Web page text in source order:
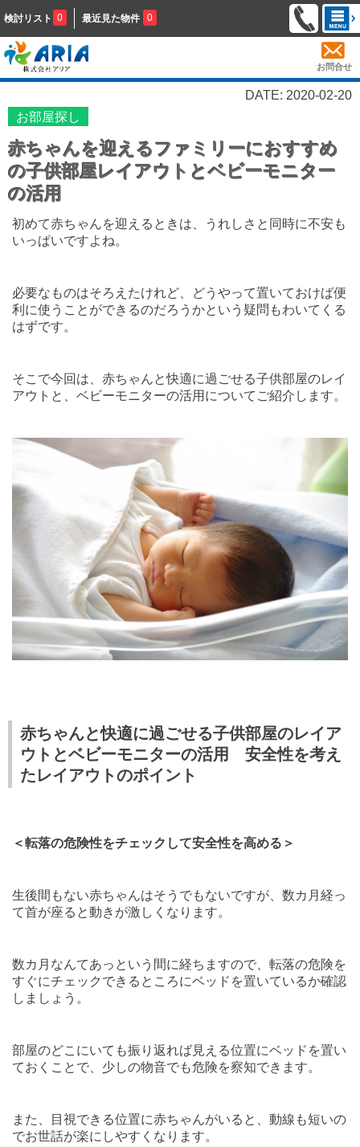
検討リスト 0 最近見た物件 0
お問合せ
DATE: 2020-02-20
お部屋探し
赤ちゃんを迎えるファミリーにおすすめ
の子供部屋レイアウトとベビーモニター
の活用
初めて赤ちゃんを迎えるときは、うれしさと同時に不安も
いっぱいですよね。
必要なものはそろえたけれど、どうやって置いておけば便
利に使うことができるのだろうかという疑問もわいてくる
はずです。
そこで今回は、赤ちゃんと快適に過ごせる子供部屋のレイ
アウトと、ベビーモニターの活用についてご紹介します。
赤ちゃんと快適に過ごせる子供部屋のレイア
ウトとベビーモニターの活用 安全性を考え
たレイアウトのポイント
＜転落の危険性をチェックして安全性を高める＞
生後間もない赤ちゃんはそうでもないですが、数カ月経っ
て首が座ると動きが激しくなります。
数カ月なんてあっという間に経ちますので、転落の危険を
すぐにチェックできるところにベッドを置いているか確認
しましょう。
部屋のどこにいても振り返れば見える位置にベッドを置い
ておくことで、少しの物音でも危険を察知できます。
また、目視できる位置に赤ちゃんがいると、動線も短いの
でお世話が楽にしやすくなります。